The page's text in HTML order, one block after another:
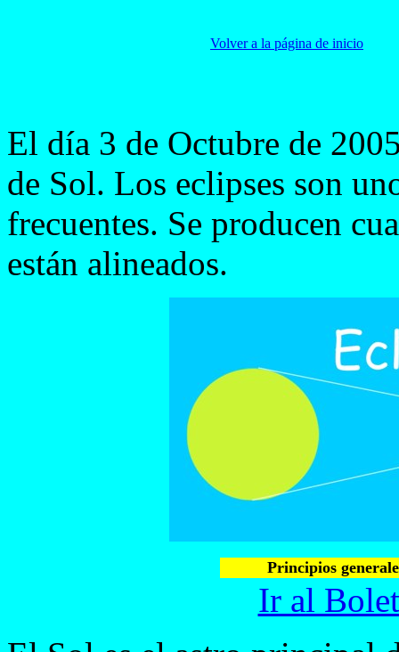
Volver a la página de inicio
El día 3 de Octubre de
de Sol. Los eclipses son
frecuentes. Se producen
están alineados.
Principios
Ir al